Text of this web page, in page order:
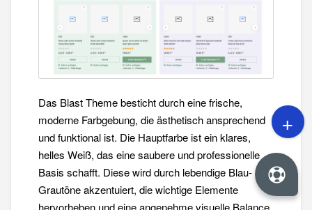
Das Blast Theme besticht durch eine frische,
moderne Farbgebung, die ästhetisch ansprechend
und funktional ist. Die Hauptfarbe ist ein klares,
helles Weiß, das eine saubere und professionelle
Basis schafft. Diese wird durch lebendige Blau- und
Grautöne akzentuiert, die wichtige Elemente
hervorheben und eine angenehme visuelle Balance